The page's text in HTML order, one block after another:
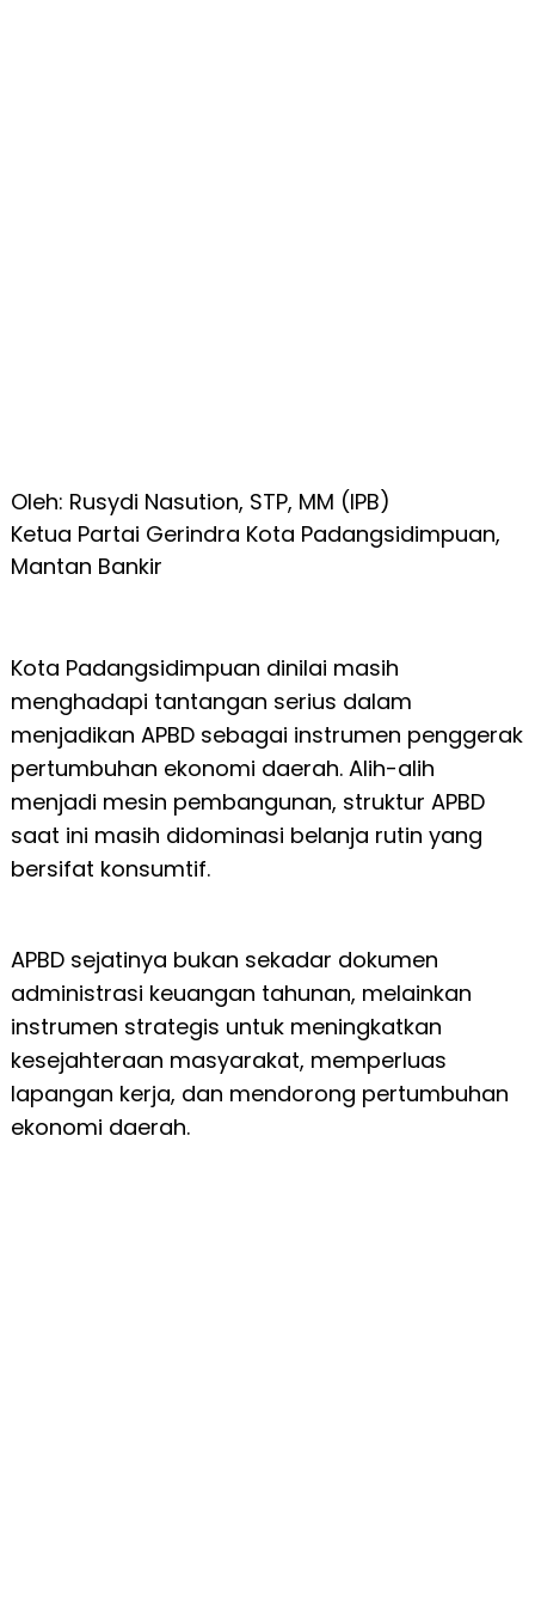
Oleh: Rusydi Nasution, STP, MM (IPB)
Ketua Partai Gerindra Kota Padangsidimpuan,
Mantan Bankir
Kota Padangsidimpuan dinilai masih
menghadapi tantangan serius dalam
menjadikan APBD sebagai instrumen penggerak
pertumbuhan ekonomi daerah. Alih-alih
menjadi mesin pembangunan, struktur APBD
saat ini masih didominasi belanja rutin yang
bersifat konsumtif.
APBD sejatinya bukan sekadar dokumen
administrasi keuangan tahunan, melainkan
instrumen strategis untuk meningkatkan
kesejahteraan masyarakat, memperluas
lapangan kerja, dan mendorong pertumbuhan
ekonomi daerah.